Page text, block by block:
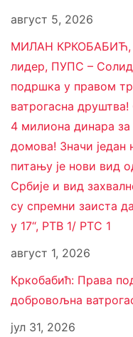
август 5, 2026
МИЛАН КРКОБАБИЋ,
лидер, ПУПС –
подршка у правом
ватрогасна
4 милиона динара за
домова! Значи један
питању је нови вид
Србије и вид
су спремни заиста
у 17“, РТВ 1/ РТС 1
август 1, 2026
Кркобабић: Права
добровољна
јул 31, 2026